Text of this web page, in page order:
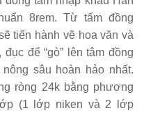
8rem. Từ tấm đồng
tiến hành vẽ hoa văn và
để “gò” lên tâm đồng
sâu hoàn hảo nhất.
ròng 24k bằng phương
(1 lớp niken và 2 lớp